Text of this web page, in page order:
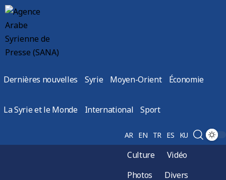
Dernières nouvelles Syrie Moyen-Orient Économie
La Syrie et le Monde International Sport
AR EN TR ES KU
Culture
Vidéo
Photos
Divers